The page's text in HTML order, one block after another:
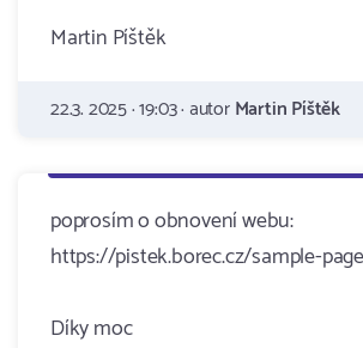
Martin Píštěk
22.3. 2025 · 19:03 · autorMartin Píštěk
poprosím o obnovení webu:
https://pistek.borec.cz/sample-
Díky moc